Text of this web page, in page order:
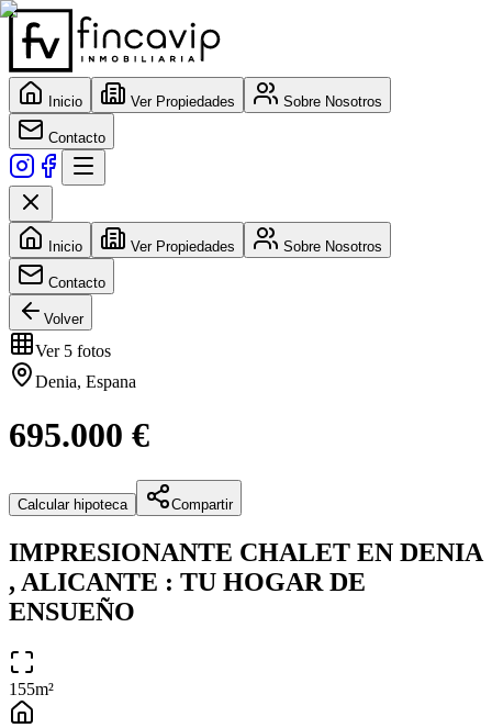
Inicio Ver Propiedades Sobre Nosotros
Contacto
Inicio Ver Propiedades Sobre Nosotros
Contacto
Volver
Ver 5 fotos
Denia, Espana
695.000 €
Calcular hipoteca Compartir
IMPRESIONANTE CHALET EN DENIA
, ALICANTE : TU HOGAR DE
ENSUEÑO
155m²